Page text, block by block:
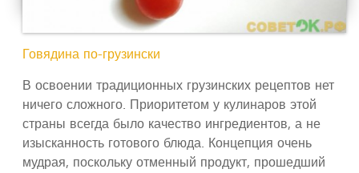
Говядина по-грузински
В освоении традиционных грузинских рецептов нет
ничего сложного. Приоритетом у кулинаров этой
страны всегда было качество ингредиентов, а не
изысканность готового блюда. Концепция очень
мудрая, поскольку отменный продукт, прошедший